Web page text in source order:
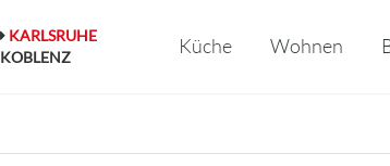
KARLSRUHE
KOBLENZ
Küche Wohnen